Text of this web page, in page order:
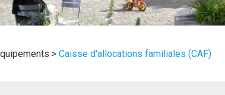
> Caisse d'allocations familiales (CAF)